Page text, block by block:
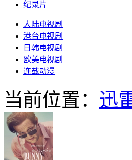
纪录片
大陆电视剧
港台电视剧
日韩电视剧
欧美电视剧
连载动漫
当前位置： 迅